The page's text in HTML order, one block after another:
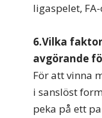
ligaspelet,
6.Vilka
avgörande
För att vinna
i sanslöst
peka på ett